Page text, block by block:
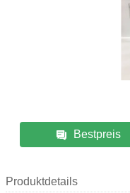
Bestpreis
Produktdetails